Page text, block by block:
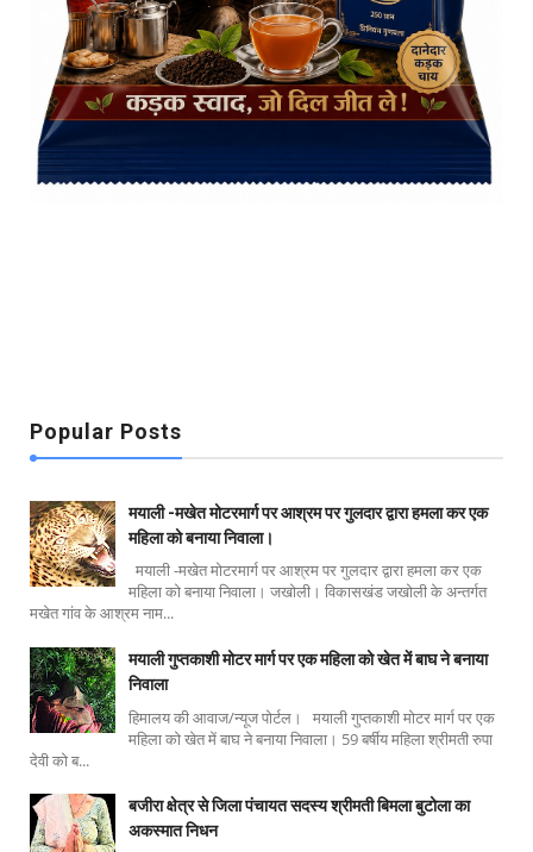
Popular Posts
मयाली -मखेत मोटरमार्ग पर आश्रम पर गुलदार द्वारा हमला कर एक
महिला को बनाया निवाला।
मयाली -मखेत मोटरमार्ग पर आश्रम पर गुलदार द्वारा हमला कर एक
महिला को बनाया निवाला। जखोली। विकासखंड जखोली के अन्तर्गत
मखेत गांव के आश्रम नाम...
मयाली गुप्तकाशी मोटर मार्ग पर एक महिला को खेत में बाघ ने बनाया
निवाला
हिमालय की आवाज/न्यूज पोर्टल। मयाली गुप्तकाशी मोटर मार्ग पर एक
महिला को खेत में बाघ ने बनाया निवाला। 59 बर्षीय महिला श्रीमती रुपा
देवी को ब...
बजीरा क्षेत्र से जिला पंचायत सदस्य श्रीमती बिमला बुटोला का
अकस्मात निधन